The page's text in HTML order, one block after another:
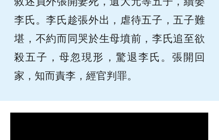
李氏。李氏趁張外出，虐待五子，五子難
堪，不約而同哭於生母墳前，李氏追至欲
殺五子，母忽現形，驚退李氏。張開回
家，知而責李，經官判罪。